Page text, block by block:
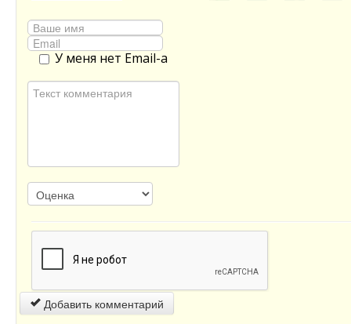
У меня нет Email-а
Добавить комментарий